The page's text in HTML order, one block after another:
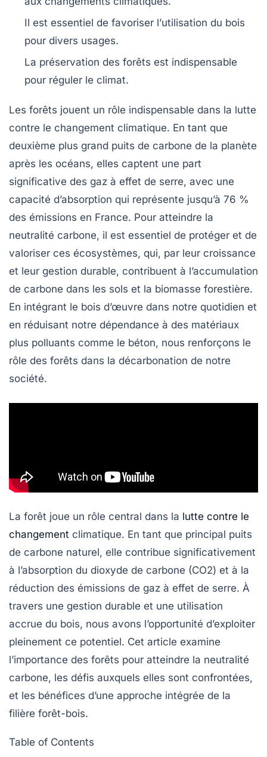
Il est essentiel de favoriser l’utilisation du bois
pour divers usages.
La préservation des forêts est indispensable
pour réguler le climat.
Les forêts jouent un rôle indispensable dans la lutte
contre le changement climatique. En tant que
deuxième plus grand puits de carbone de la planète
après les océans, elles captent une part
significative des gaz à effet de serre, avec une
capacité d’absorption qui représente jusqu’à 76 %
des émissions en France. Pour atteindre la
neutralité carbone, il est essentiel de protéger et de
valoriser ces écosystèmes, qui, par leur croissance
et leur gestion durable, contribuent à l’accumulation
de carbone dans les sols et la biomasse forestière.
En intégrant le bois d’œuvre dans notre quotidien et
en réduisant notre dépendance à des matériaux
plus polluants comme le béton, nous renforçons le
rôle des forêts dans la décarbonation de notre
société.
La forêt joue un rôle central dans la lutte contre le
changement climatique. En tant que principal puits
de carbone naturel, elle contribue significativement
à l’absorption du dioxyde de carbone (CO2) et à la
réduction des émissions de gaz à effet de serre. À
travers une gestion durable et une utilisation
accrue du bois, nous avons l’opportunité d’exploiter
pleinement ce potentiel. Cet article examine
l’importance des forêts pour atteindre la neutralité
carbone, les défis auxquels elles sont confrontées,
et les bénéfices d’une approche intégrée de la
filière forêt-bois.
Table of Contents